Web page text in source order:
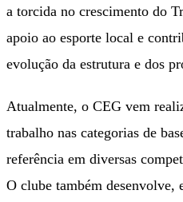
a torcida no crescimento do
apoio ao esporte local e
evolução da estrutura e dos
Atualmente, o CEG vem
trabalho nas categorias de
referência em diversas
O clube também desenvolve,